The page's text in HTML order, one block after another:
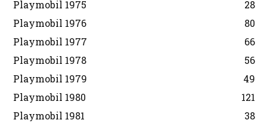
Playmobil 1975
28
Playmobil 1976
80
Playmobil 1977
66
Playmobil 1978
56
Playmobil 1979
49
Playmobil 1980
121
Playmobil 1981
38